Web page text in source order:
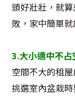
頭好壯壯，就
敗，家中簡單
3.大小適中不占
空間不大的租
挑選室內盆栽